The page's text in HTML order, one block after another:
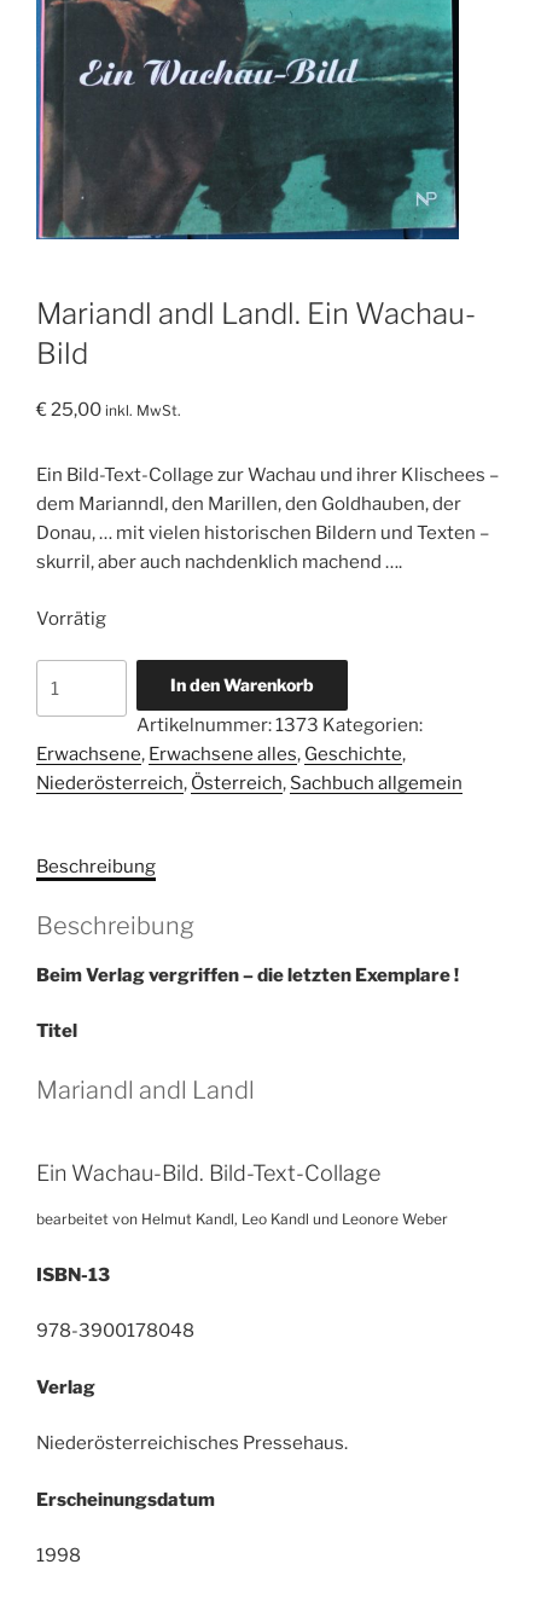
Mariandl andl Landl. Ein Wachau-
Bild
€25,00 inkl. MwSt.
Ein Bild-Text-Collage zur Wachau und ihrer Klischees –
dem Marianndl, den Marillen, den Goldhauben, der
Donau, … mit vielen historischen Bildern und Texten –
skurril, aber auch nachdenklich machend ….
Vorrätig
Ein
Wachau-
In den Warenkorb
Artikelnummer:1373 Kategorien:
Erwachsene, Erwachsene alles, Geschichte,
Niederösterreich, Österreich, Sachbuch allgemein
Beschreibung
Beschreibung
Beim Verlag vergriffen – die letzten Exemplare !
Titel
Mariandl andl Landl
Ein Wachau-Bild. Bild-Text-Collage
bearbeitet von Helmut Kandl, Leo Kandl und Leonore Weber
ISBN-13
978-3900178048
Verlag
Niederösterreichisches Pressehaus.
Erscheinungsdatum
1998